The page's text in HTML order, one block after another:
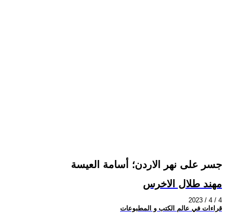
جسر على نهر الاردن؛ أسامة العيسة
مهند طلال الاخرس
2023 / 4 / 4
قراءات في عالم الكتب و المطبوعات